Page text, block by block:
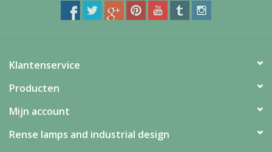
Klantenservice
Producten
Mijn account
Rense lamps and industrial design